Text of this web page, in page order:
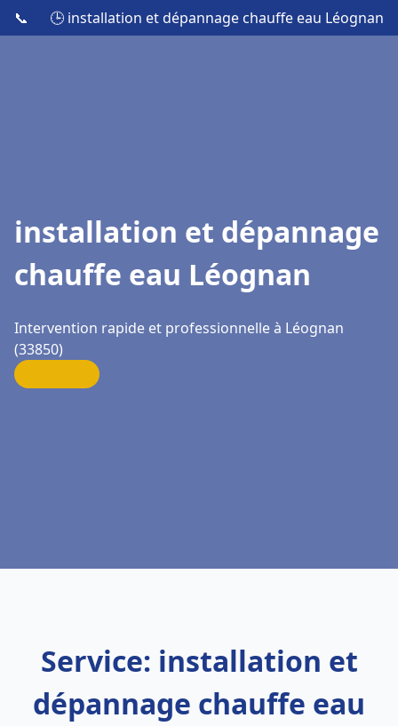
📞 🕒 installation et dépannage chauffe eau Léognan
installation et dépannage
chauffe eau Léognan
Intervention rapide et professionnelle à Léognan
(33850)
Service: installation et
dépannage chauffe eau